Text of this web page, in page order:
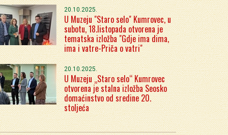
20.10.2025.
U Muzeju "Staro selo" Kumrovec, u
subotu, 18.listopada otvorena je
tematska izložba "Gdje ima dima,
ima i vatre-Priča o vatri"
20.10.2025.
U Muzeju „Staro selo“ Kumrovec
otvorena je stalna izložba Seosko
domaćinstvo od sredine 20.
stoljeća